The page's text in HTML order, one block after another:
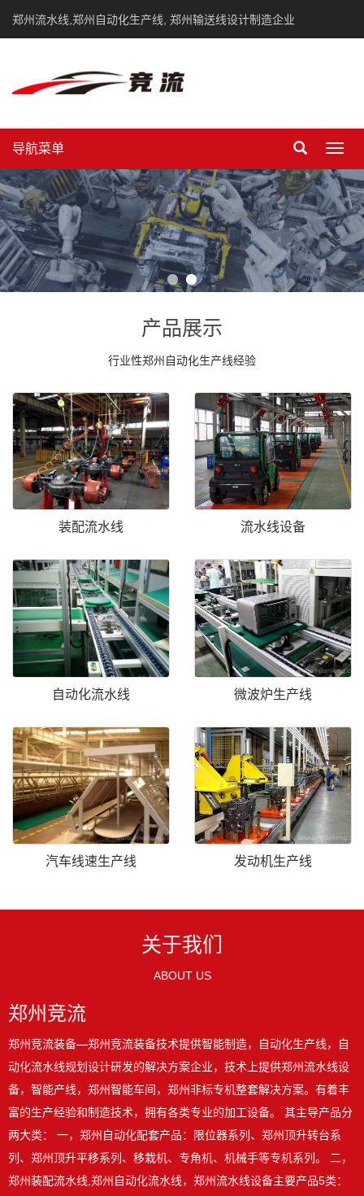
郑州流水线,郑州自动化生产线, 郑州输送线设计制造企业
导航菜单
产品展示
行业性郑州自动化生产线经验
装配流水线 流水线设备
自动化流水线 微波炉生产线
汽车线速生产线 发动机生产线
关于我们
ABOUT US
郑州竞流
郑州竞流装备—郑州竞流装备技术提供智能制造，自动化生产线，自
动化流水线规划设计研发的解决方案企业，技术上提供郑州流水线设
备，智能产线，郑州智能车间，郑州非标专机整套解决方案。有着丰
富的生产经验和制造技术，拥有各类专业的加工设备。 其主导产品分
两大类： 一，郑州自动化配套产品：限位器系列、郑州顶升转台系
列、郑州顶升平移系列、移栽机、专角机、机械手等专机系列。 二，
郑州装配流水线,郑州自动化流水线，郑州流水线设备主要产品5类：